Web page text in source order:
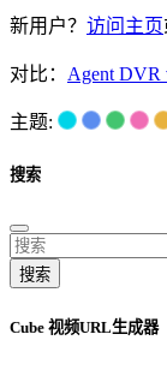
新用户？ 访问主页
对比： Agent DVR
主题:
搜索
搜索
Cube 视频URL生成器